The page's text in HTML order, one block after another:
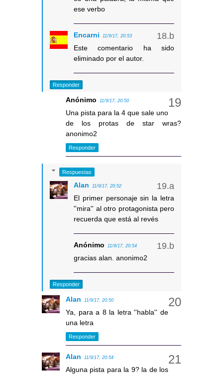
ese verbo
Encarni 11/9/17, 20:53
Este comentario ha sido
eliminado por el autor.
Responder
Anónimo 11/9/17, 20:50
Una pista para la 4 que sale uno
de los protas de star wras?
anonimo2
Responder
Respuestas
Alan 11/9/17, 20:52
El primer personaje sin la letra
''mira'' al otro protagonista pero
recuerda que está al revés
Anónimo 11/9/17, 20:54
gracias alan. anonimo2
Responder
Alan 11/9/17, 20:50
Ya, para a 8 la letra ''habla'' de
una letra
Responder
Alan 11/9/17, 20:54
Alguna pista para la 9? la de los